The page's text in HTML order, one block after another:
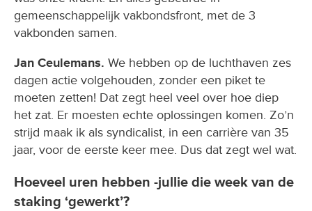
gemeenschappelijk vakbondsfront, met de 3
vakbonden samen.
Jan Ceulemans. We hebben op de luchthaven zes
dagen actie volgehouden, zonder een piket te
moeten zetten! Dat zegt heel veel over hoe diep
het zat. Er moesten echte oplossingen komen. Zo’n
strijd maak ik als syndicalist, in een carrière van 35
jaar, voor de eerste keer mee. Dus dat zegt wel wat.
Hoeveel uren hebben -jullie die week van de
staking ‘gewerkt’?